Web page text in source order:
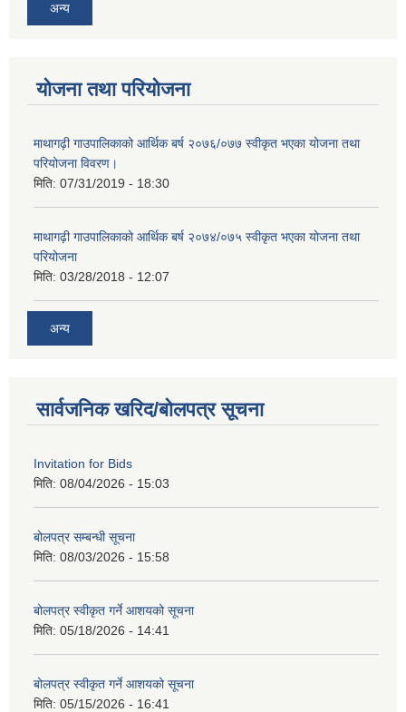
अन्य
योजना तथा परियोजना
माथागढ़ी गाउपालिकाको आर्थिक बर्ष २०७६/०७७ स्वीकृत भएका योजना तथा
परियोजना विवरण।
मिति: 07/31/2019 - 18:30
माथागढ़ी गाउपालिकाको आर्थिक बर्ष २०७४/०७५ स्वीकृत भएका योजना तथा
परियोजना
मिति: 03/28/2018 - 12:07
अन्य
सार्वजनिक खरिद/बोलपत्र सूचना
Invitation for Bids
मिति: 08/04/2026 - 15:03
बोलपत्र सम्बन्धी सूचना
मिति: 08/03/2026 - 15:58
बोलपत्र स्वीकृत गर्ने आशयको सूचना
मिति: 05/18/2026 - 14:41
बोलपत्र स्वीकृत गर्ने आशयको सूचना
मिति: 05/15/2026 - 16:41